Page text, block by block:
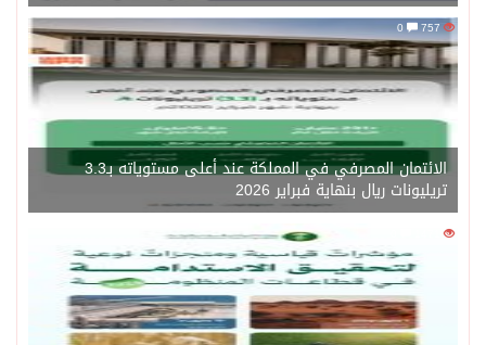
757
0
الائتمان المصرفي في المملكة عند أعلى مستوياته بـ3.3
تريليونات ريال بنهاية فبراير 2026
1471